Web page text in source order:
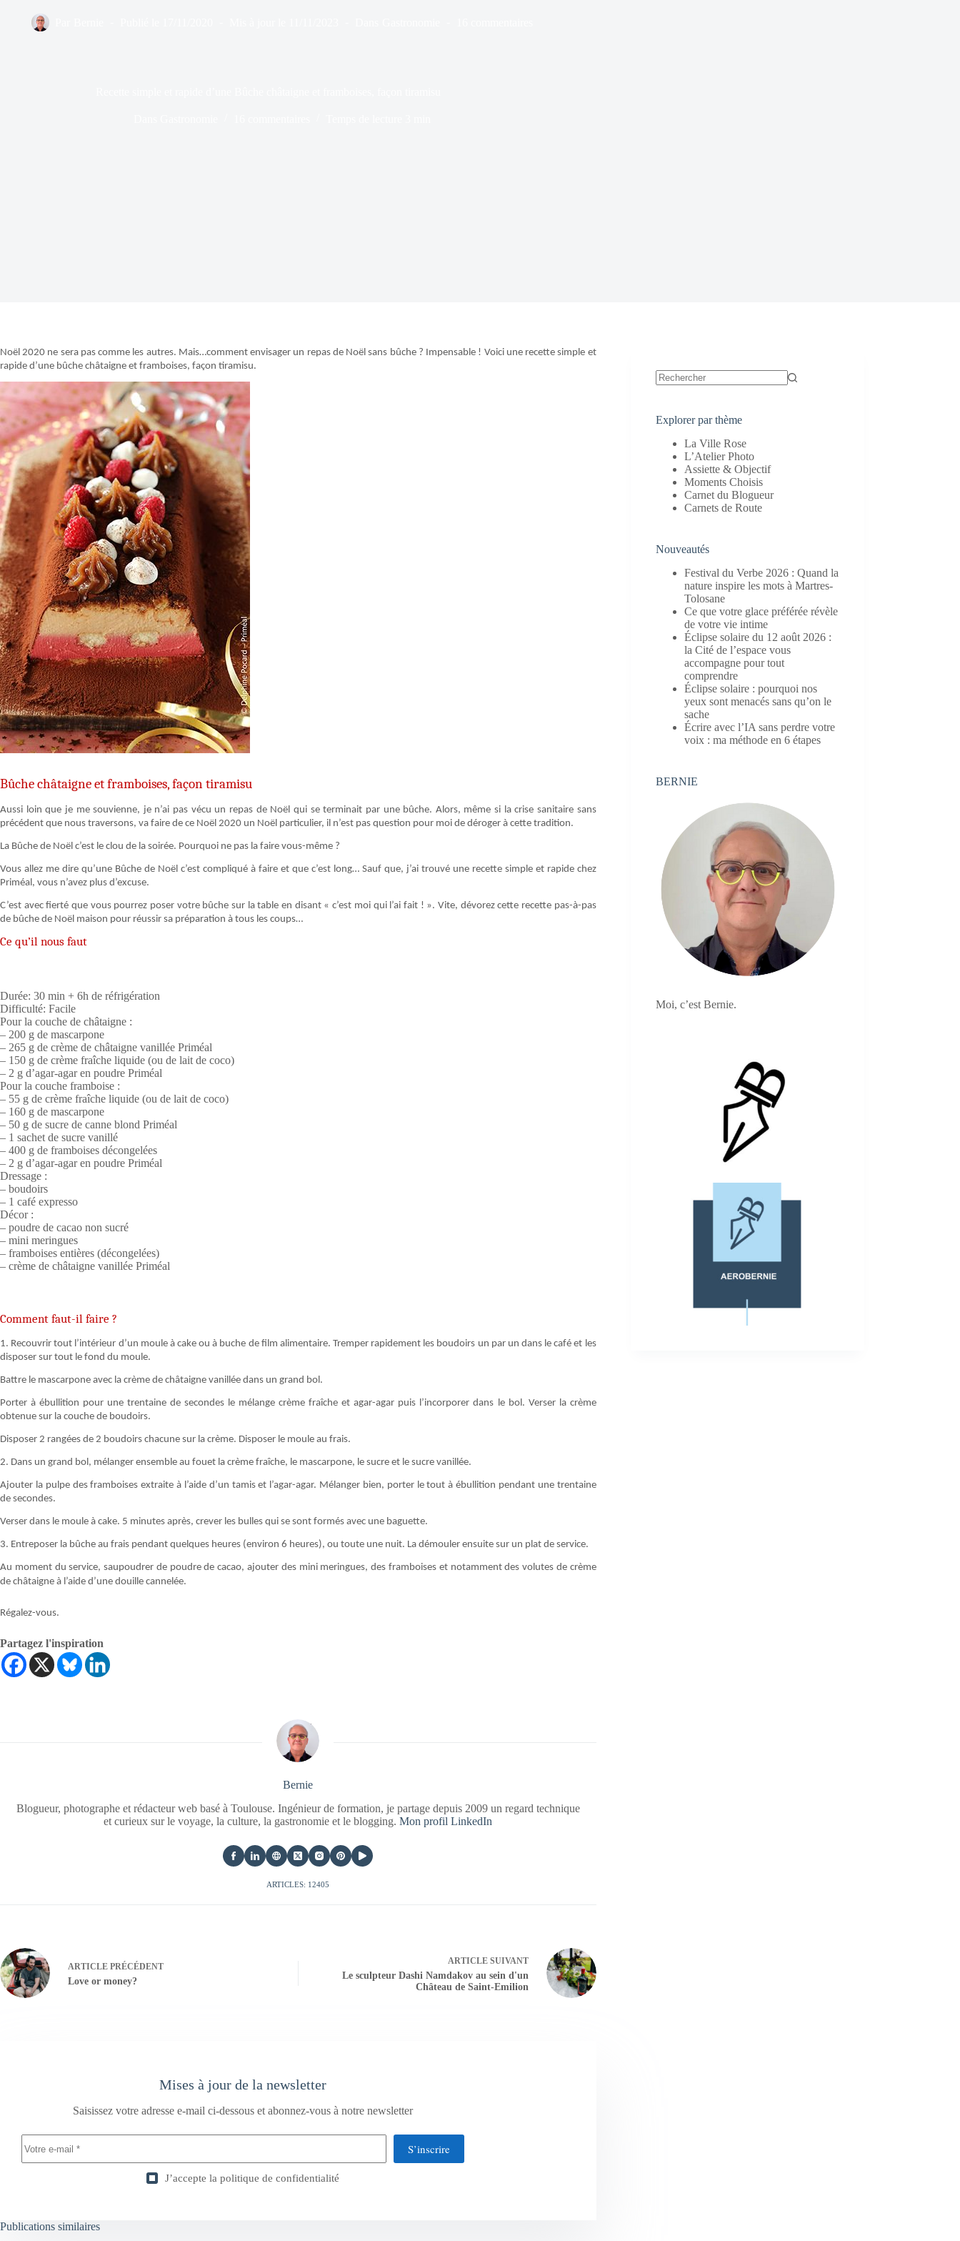
Noël 2020 ne sera pas comme les autres. Mais…comment envisager un repas de Noël sans bûche ? Impensable ! Voici une recette simple et
rapide d’une bûche châtaigne et framboises, façon tiramisu.
Bûche châtaigne et framboises, façon tiramisu
Aussi loin que je me souvienne, je n’ai pas vécu un repas de Noël qui se terminait par une bûche. Alors, même si la crise sanitaire sans
précédent que nous traversons, va faire de ce Noël 2020 un Noël particulier, il n’est pas question pour moi de déroger à cette tradition.
La Bûche de Noël c’est le clou de la soirée. Pourquoi ne pas la faire vous-même ?
Vous allez me dire qu’une Bûche de Noël c’est compliqué à faire et que c’est long… Sauf que, j’ai trouvé une recette simple et rapide chez
Priméal, vous n’avez plus d’excuse.
C’est avec fierté que vous pourrez poser votre bûche sur la table en disant « c’est moi qui l’ai fait ! ». Vite, dévorez cette recette pas-à-pas
de bûche de Noël maison pour réussir sa préparation à tous les coups…
Ce qu’il nous faut
Durée: 30 min + 6h de réfrigération
Difficulté: Facile
Pour la couche de châtaigne :
– 200 g de mascarpone
– 265 g de crème de châtaigne vanillée Priméal
– 150 g de crème fraîche liquide (ou de lait de coco)
– 2 g d’agar-agar en poudre Priméal
Pour la couche framboise :
– 55 g de crème fraîche liquide (ou de lait de coco)
– 160 g de mascarpone
– 50 g de sucre de canne blond Priméal
– 1 sachet de sucre vanillé
– 400 g de framboises décongelées
– 2 g d’agar-agar en poudre Priméal
Dressage :
– boudoirs
– 1 café expresso
Décor :
– poudre de cacao non sucré
– mini meringues
– framboises entières (décongelées)
– crème de châtaigne vanillée Priméal
Comment faut-il faire ?
1. Recouvrir tout l’intérieur d’un moule à cake ou à buche de film alimentaire. Tremper rapidement les boudoirs un par un dans le café et les
disposer sur tout le fond du moule.
Battre le mascarpone avec la crème de châtaigne vanillée dans un grand bol.
Porter à ébullition pour une trentaine de secondes le mélange crème fraîche et agar-agar puis l’incorporer dans le bol. Verser la crème
obtenue sur la couche de boudoirs.
Disposer 2 rangées de 2 boudoirs chacune sur la crème. Disposer le moule au frais.
2. Dans un grand bol, mélanger ensemble au fouet la crème fraîche, le mascarpone, le sucre et le sucre vanillée.
Ajouter la pulpe des framboises extraite à l’aide d’un tamis et l’agar-agar. Mélanger bien, porter le tout à ébullition pendant une trentaine
de secondes.
Verser dans le moule à cake. 5 minutes après, crever les bulles qui se sont formés avec une baguette.
3. Entreposer la bûche au frais pendant quelques heures (environ 6 heures), ou toute une nuit. La démouler ensuite sur un plat de service.
Au moment du service, saupoudrer de poudre de cacao, ajouter des mini meringues, des framboises et notamment des volutes de crème
de châtaigne à l’aide d’une douille cannelée.
Régalez-vous.
Partagez l'inspiration
Bernie
Blogueur, photographe et rédacteur web basé à Toulouse. Ingénieur de formation, je partage depuis 2009 un regard technique
et curieux sur le voyage, la culture, la gastronomie et le blogging.Mon profil LinkedIn
ARTICLES: 12405
ARTICLE PRÉCÉDENT
Love or money?
ARTICLESUIVANT
Le sculpteur Dashi Namdakov au sein d'un
Château de Saint-Emilion
Mises à jour de la newsletter
Saisissez votre adresse e-mail ci-dessous et abonnez-vous à notre newsletter
S’inscrire
J’accepte la politique de confidentialité
Publications similaires
Explorer par thème
La Ville Rose
L’Atelier Photo
Assiette & Objectif
Moments Choisis
Carnet du Blogueur
Carnets de Route
Nouveautés
Festival du Verbe 2026 : Quand la
nature inspire les mots à Martres-
Tolosane
Ce que votre glace préférée révèle
de votre vie intime
Éclipse solaire du 12 août 2026 :
la Cité de l’espace vous
accompagne pour tout
comprendre
Éclipse solaire : pourquoi nos
yeux sont menacés sans qu’on le
sache
Écrire avec l’IA sans perdre votre
voix : ma méthode en 6 étapes
BERNIE
Moi, c’est Bernie.